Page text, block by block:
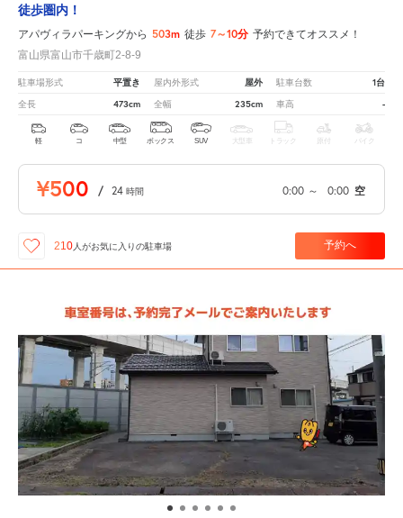
徒歩圏内！
アパヴィラパーキングから 503m 徒歩 7～10分 予約できてオススメ！
富山県富山市千歳町2-8-9
駐車場形式 平置き 屋内外形式 屋外 駐車台数 1台
全長 473cm 全幅 235cm 車高 -
軽 コ 中型 ボックス SUV 大型車 トラック 原付 バイク
¥500 / 24 時間 0:00 ～ 0:00 空
210 人がお気に入りの駐車場 予約へ